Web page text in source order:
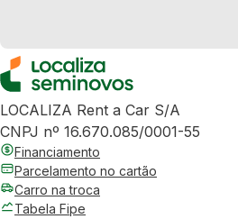
LOCALIZA Rent a Car S/A
CNPJ nº 16.670.085/0001-55
Financiamento
Parcelamento no cartão
Carro na troca
Tabela Fipe